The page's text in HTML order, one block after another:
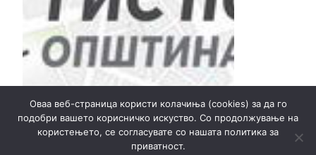
Оваа веб-страница користи колачиња (cookies) за да го
подобри вашето корисничко искуство. Со продолжување на
користењето, се согласувате со нашата политика за
приватност.